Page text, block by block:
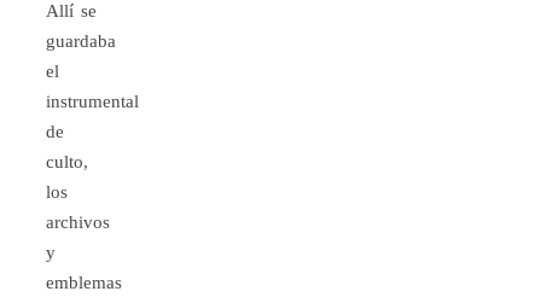
Allí se
guardaba
el
instrumental
de
culto,
los
archivos
y
emblemas